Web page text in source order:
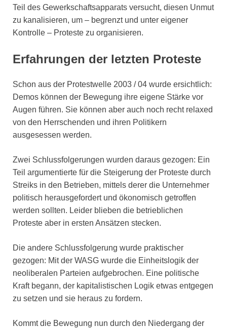
Teil des Gewerkschaftsapparats versucht, diesen Unmut
zu kanalisieren, um – begrenzt und unter eigener
Kontrolle – Proteste zu organisieren.
Erfahrungen der letzten Proteste
Schon aus der Protestwelle 2003 / 04 wurde ersichtlich:
Demos können der Bewegung ihre eigene Stärke vor
Augen führen. Sie können aber auch noch recht relaxed
von den Herrschenden und ihren Politikern
ausgesessen werden.
Zwei Schlussfolgerungen wurden daraus gezogen: Ein
Teil argumentierte für die Steigerung der Proteste durch
Streiks in den Betrieben, mittels derer die Unternehmer
politisch herausgefordert und ökonomisch getroffen
werden sollten. Leider blieben die betrieblichen
Proteste aber in ersten Ansätzen stecken.
Die andere Schlussfolgerung wurde praktischer
gezogen: Mit der WASG wurde die Einheitslogik der
neoliberalen Parteien aufgebrochen. Eine politische
Kraft begann, der kapitalistischen Logik etwas entgegen
zu setzen und sie heraus zu fordern.
Kommt die Bewegung nun durch den Niedergang der